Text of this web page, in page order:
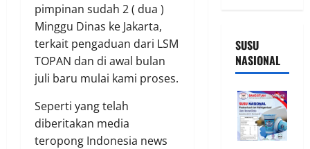
pimpinan sudah 2 ( dua )
Minggu Dinas ke Jakarta,
terkait pengaduan dari LSM
TOPAN dan di awal bulan
juli baru mulai kami proses.
Seperti yang telah
diberitakan media
teropong Indonesia news
SUSU
NASIONAL